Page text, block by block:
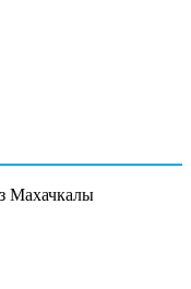
Махачкалы